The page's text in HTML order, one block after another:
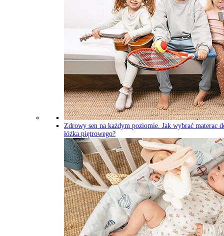
Zdrowy sen na każdym poziomie. Jak wybrać materac
łóżka piętrowego?